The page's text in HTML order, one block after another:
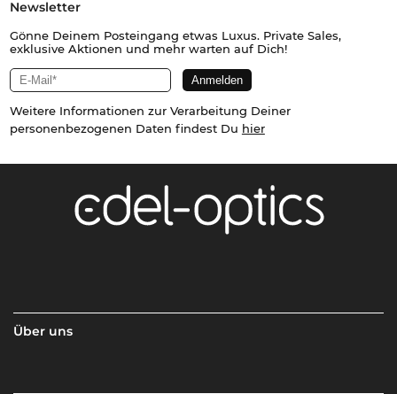
Newsletter
Gönne Deinem Posteingang etwas Luxus. Private Sales,
exklusive Aktionen und mehr warten auf Dich!
Weitere Informationen zur Verarbeitung Deiner
personenbezogenen Daten findest Du hier
Über uns